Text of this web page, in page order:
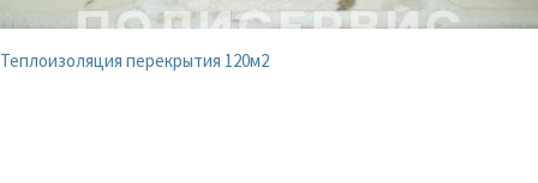
Теплоизоляция перекрытия 120м2